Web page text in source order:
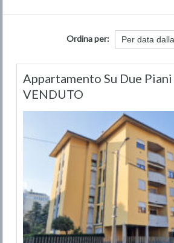
Ordina per:
Appartamento Su Due
VENDUTO